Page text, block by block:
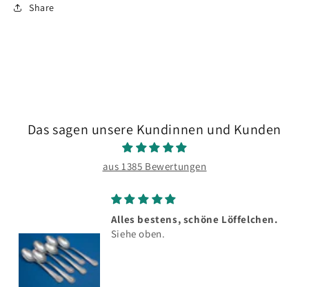
Share
Das sagen unsere Kundinnen und Kunden
aus 1385 Bewertungen
Alles bestens, schöne Löffelchen.
Siehe oben.